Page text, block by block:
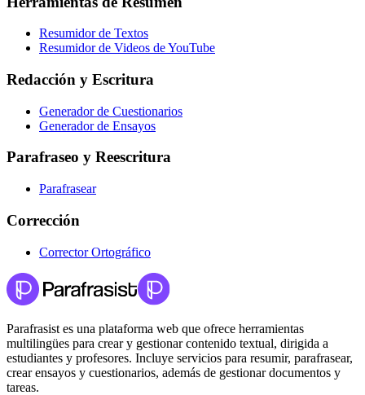
Resumidor de Textos
Resumidor de Videos de YouTube
Redacción y Escritura
Generador de Cuestionarios
Generador de Ensayos
Parafraseo y Reescritura
Parafrasear
Corrección
Corrector Ortográfico
Parafrasist es una plataforma web que ofrece herramientas
multilingües para crear y gestionar contenido textual, dirigida a
estudiantes y profesores. Incluye servicios para resumir, parafrasear,
crear ensayos y cuestionarios, además de gestionar documentos y
tareas.